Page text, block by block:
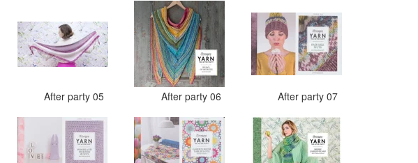
After party 05 After party 06 After party 07